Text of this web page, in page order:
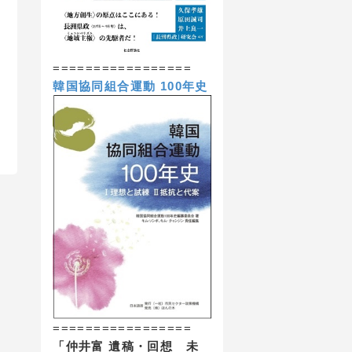
=================
韓国協同組合運動 100年史
=================
「仲井富 遺稿・回想 未